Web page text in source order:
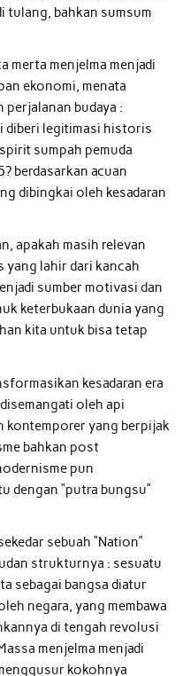
tulang, bahkan sumsum
merta menjelma menjadi
ekonomi, menata
budaya :
diberi legitimasi historis
sumpah pemuda
berdasarkan acuan
dibingkai oleh kesadaran
apakah masih relevan
yang lahir dari kancah
sumber motivasi dan
keterbukaan dunia yang
kita untuk bisa tetap
kesadaran era
oleh api
kontemporer yang berpijak
bahkan post
pun
dengan “putra bungsu”
sebuah “Nation”
strukturnya : sesuatu
sebagai bangsa diatur
negara, yang membawa
di tengah revolusi
menjelma menjadi
kokohnya